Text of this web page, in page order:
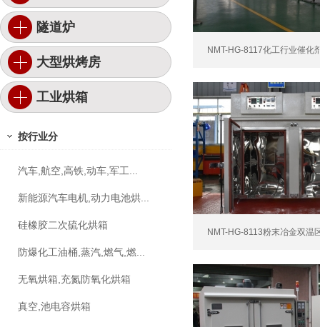
隧道炉
大型烘烤房
工业烘箱
按行业分
汽车,航空,高铁,动车,军工...
新能源汽车电机,动力电池烘...
硅橡胶二次硫化烘箱
防爆化工油桶,蒸汽,燃气,燃...
无氧烘箱,充氮防氧化烘箱
真空,池电容烘箱
NMT-HG-8117化工行业催化
NMT-HG-8113粉末冶金双温